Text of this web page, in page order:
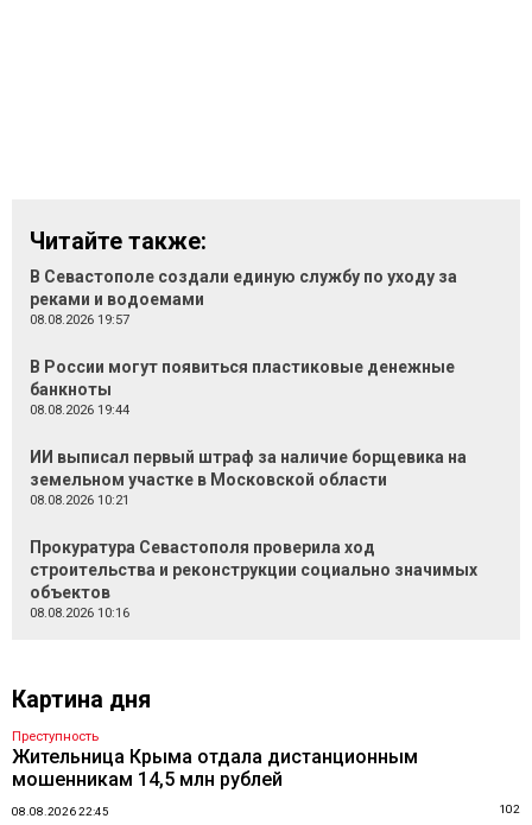
Читайте также:
В Севастополе создали единую службу по уходу за
реками и водоемами
08.08.2026 19:57
В России могут появиться пластиковые денежные
банкноты
08.08.2026 19:44
ИИ выписал первый штраф за наличие борщевика на
земельном участке в Московской области
08.08.2026 10:21
Прокуратура Севастополя проверила ход
строительства и реконструкции социально значимых
объектов
08.08.2026 10:16
Картина дня
Преступность
Жительница Крыма отдала дистанционным
мошенникам 14,5 млн рублей
08.08.2026 22:45 102